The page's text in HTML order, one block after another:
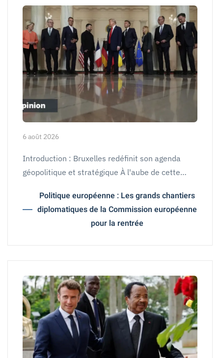
6 août 2026
Introduction : Bruxelles redéfinit son agenda
géopolitique et stratégique À l'aube de cette…
Politique européenne : Les grands chantiers
diplomatiques de la Commission européenne
pour la rentrée